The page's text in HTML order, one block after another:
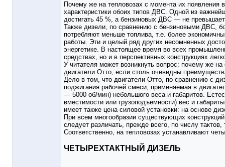
Почему же на тепловозах с момента их появления
характеристики обоих типов ДВС. Одной из
достигать 45 %, а бензиновых ДВС — не
Также дизели, по сравнению с бензиновыми ДВС,
потребляют меньше топлива, т.е. более
работы. Эти и целый ряд других несомненных
энергетике. В настоящее время во всех
средствах, но и в перспективных конструкциях
У читателя может возникнуть вопрос: почему же
двигатели Отто, если столь очевидны
Дело в том, что двигатели Отто, по сравнению с
поджигания рабочей смеси, применяемая в
— 5000 об/мин) небольшого веса и габаритов.
вместимости или грузоподъемности) вес и
имеет также цена силовой установки: на основе
При всем многообразии существующих
следует различать, прежде всего, по числу
Соответственно, на тепловозах устанавливают
ЧЕТЫРЕХТАКТНЫЙ ДИЗЕЛЬ